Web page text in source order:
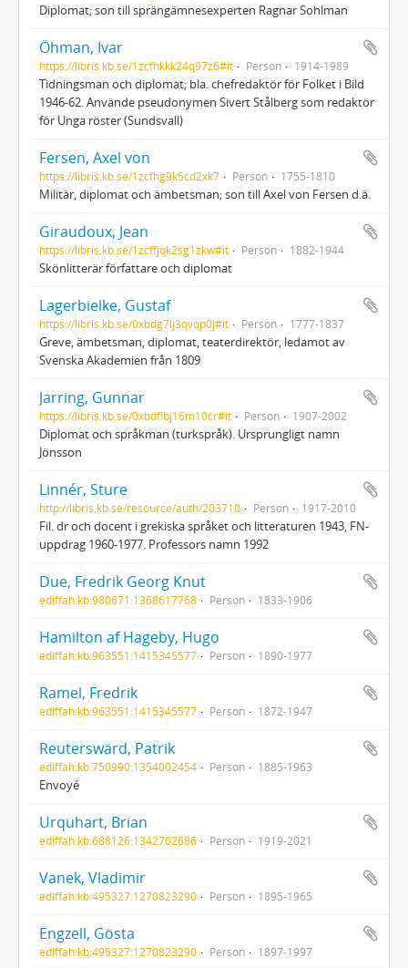
Diplomat; son till sprängämnesexperten Ragnar Sohlman
Öhman, Ivar
https://libris.kb.se/1zcfhkkk24q97z6#it Person 1914-1989
Tidningsman och diplomat; bla. chefredaktör för Folket i Bild
1946-62. Använde pseudonymen Sivert Stålberg som redaktör
för Unga röster (Sundsvall)
Fersen, Axel von
https://libris.kb.se/1zcfhg9k5cd2xk7 Person 1755-1810
Militär, diplomat och ämbetsman; son till Axel von Fersen d.ä.
Giraudoux, Jean
https://libris.kb.se/1zcffjqk2sg1zkw#it Person 1882-1944
Skönlitterär författare och diplomat
Lagerbielke, Gustaf
https://libris.kb.se/0xbdg7lj3qvqp0j#it Person 1777-1837
Greve, ämbetsman, diplomat, teaterdirektör, ledamot av
Svenska Akademien från 1809
Jarring, Gunnar
https://libris.kb.se/0xbdflbj16m10cr#it Person 1907-2002
Diplomat och språkman (turkspråk). Ursprungligt namn
Jönsson
Linnér, Sture
http://libris.kb.se/resource/auth/203710 Person 1917-2010
Fil. dr och docent i grekiska språket och litteraturen 1943, FN-
uppdrag 1960-1977. Professors namn 1992
Due, Fredrik Georg Knut
ediffah:kb:980671:1368617768 Person 1833-1906
Hamilton af Hageby, Hugo
ediffah:kb:963551:1415345577 Person 1890-1977
Ramel, Fredrik
ediffah:kb:963551:1415345577 Person 1872-1947
Reuterswärd, Patrik
ediffah:kb:750990:1354002454 Person 1885-1963
Envoyé
Urquhart, Brian
ediffah:kb:688126:1342702686 Person 1919-2021
Vanek, Vladimir
ediffah:kb:495327:1270823290 Person 1895-1965
Engzell, Gösta
ediffah:kb:495327:1270823290 Person 1897-1997